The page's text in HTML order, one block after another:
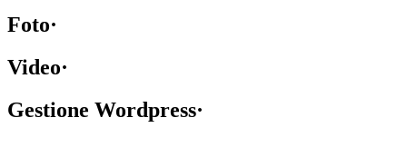
Foto·
Video·
Gestione Wordpress·